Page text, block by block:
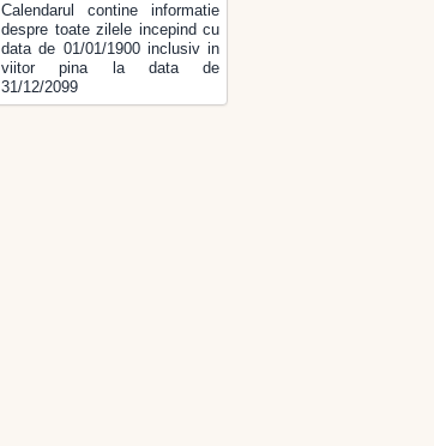
Calendarul contine informatie
despre toate zilele incepind cu
data de 01/01/1900 inclusiv in
viitor pina la data de
31/12/2099